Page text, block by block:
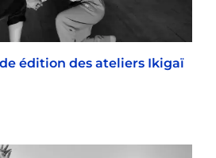
édition des ateliers Ikigaï